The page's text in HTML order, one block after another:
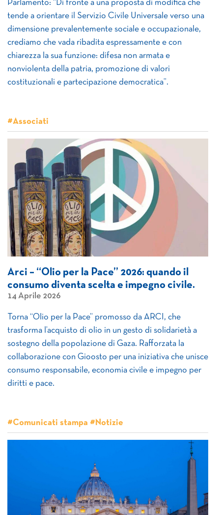
Parlamento: “Di fronte a una proposta di modifica che
tende a orientare il Servizio Civile Universale verso una
dimensione prevalentemente sociale e occupazionale,
crediamo che vada ribadita espressamente e con
chiarezza la sua funzione: difesa non armata e
nonviolenta della patria, promozione di valori
costituzionali e partecipazione democratica”.
#Associati
Arci – “Olio per la Pace” 2026: quando il
consumo diventa scelta e impegno civile.
14 Aprile 2026
Torna “Olio per la Pace” promosso da ARCI, che
trasforma l’acquisto di olio in un gesto di solidarietà a
sostegno della popolazione di Gaza. Rafforzata la
collaborazione con Gioosto per una iniziativa che unisce
consumo responsabile, economia civile e impegno per
diritti e pace.
#Comunicati stampa #Notizie